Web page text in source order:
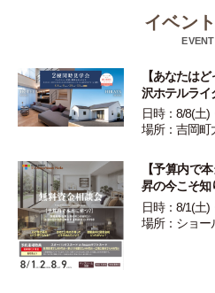
イベン
EVENT
【あなたは
沢ホテルラ
日時：8/8(土)
場所：吉岡町
【予算内で
昇の今こそ
日時：8/1(土)
場所：ショー